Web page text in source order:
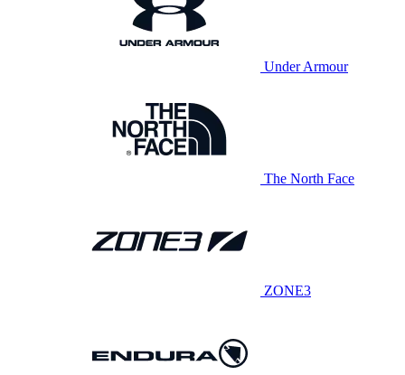
Under Armour
The North Face
ZONE3